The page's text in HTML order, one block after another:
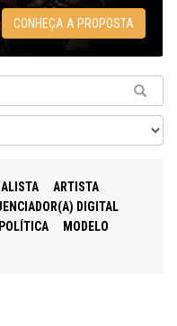
CONHEÇA A PROPOSTA
ARTISTA
DIGITAL
MODELO